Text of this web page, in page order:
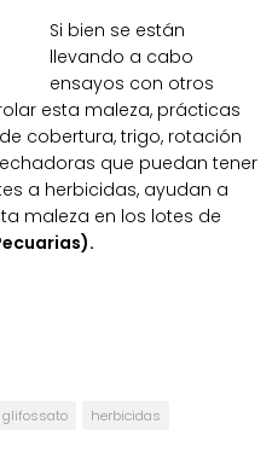
Si bien se están
llevando a cabo
ensayos con otros
esta maleza, prácticas
cobertura, trigo, rotación
que puedan tener
a herbicidas, ayudan a
maleza en los lotes de
glifossato
herbicidas